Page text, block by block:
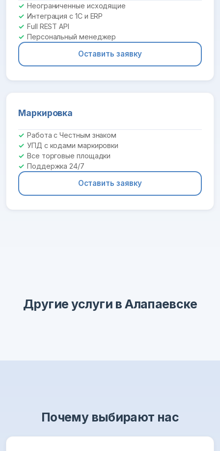
Неограниченные исходящие
Интеграция с 1С и ERP
Full REST API
Персональный менеджер
Оставить заявку
Маркировка
Работа с Честным знаком
УПД с кодами маркировки
Все торговые площадки
Поддержка 24/7
Оставить заявку
Другие услуги в Алапаевске
Почему выбирают нас